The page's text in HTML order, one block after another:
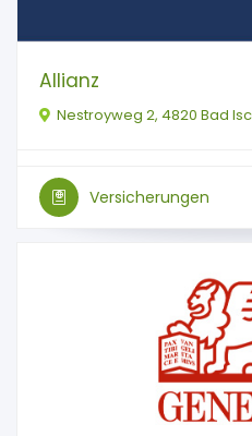
Allianz
Nestroyweg 2, 4820 Bad
Versicherungen